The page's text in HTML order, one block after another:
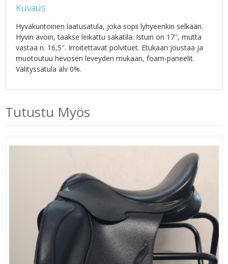
Kuvaus
Hyväkuntoinen laatusatula, joka sopii lyhyeenkin selkään.
Hyvin avoin, taakse leikattu säkätila. Istuin on 17″, mutta
vastaa n. 16,5″. Irroitettavat polvituet. Etukaari joustaa ja
muotoutuu hevosen leveyden mukaan, foam-paneelit.
Välityssatula alv 0%.
Tutustu Myös